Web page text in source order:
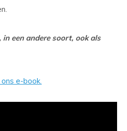
een andere soort, ook als
e-book.